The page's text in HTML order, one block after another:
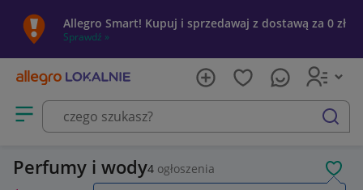
Allegro Smart! Kupuj i sprzedawaj z dostawą za 0 zł
Sprawdź »
Otwórz menu z kategoriami
szukaj
Perfumy i wody4 ogłoszenia